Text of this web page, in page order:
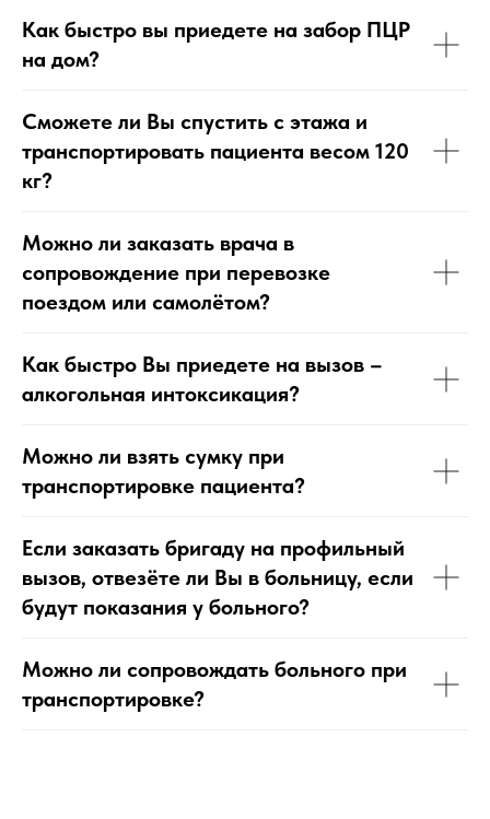
Как быстро вы приедете на забор ПЦР
на дом?
Сможете ли Вы спустить с этажа и
транспортировать пациента весом 120
кг?
Можно ли заказать врача в
сопровождение при перевозке
поездом или самолётом?
Как быстро Вы приедете на вызов –
алкогольная интоксикация?
Можно ли взять сумку при
транспортировке пациента?
Если заказать бригаду на профильный
вызов, отвезёте ли Вы в больницу, если
будут показания у больного?
Можно ли сопровождать больного при
транспортировке?